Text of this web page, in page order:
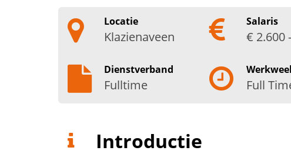
Locatie
Klazienaveen
Salaris
€ 2.600
Dienstverband
Fulltime Full
Introductie